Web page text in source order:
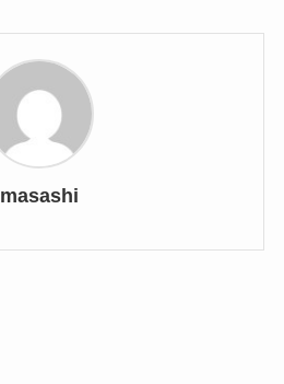
masashi